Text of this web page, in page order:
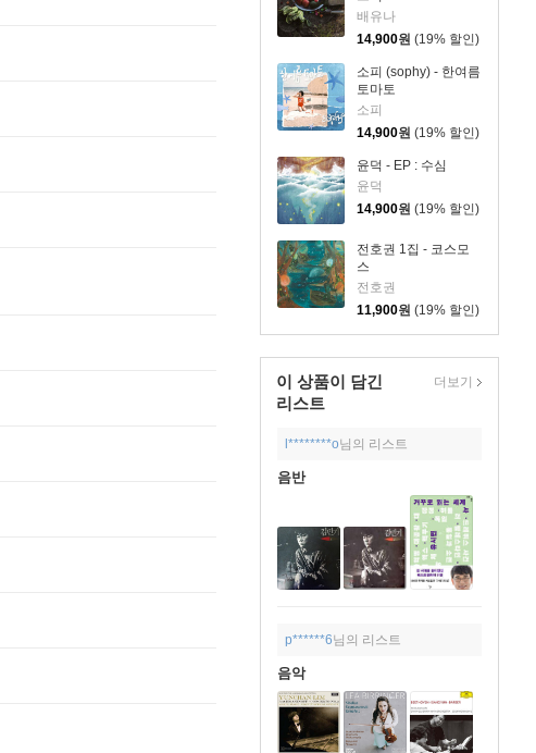
배유나
14,900원 (19% 할인)
소피 (sophy) - 한여름
토마토
소피
14,900원 (19% 할인)
윤덕 - EP : 수심
윤덕
14,900원 (19% 할인)
전호권 1집 - 코스모
스
전호권
11,900원 (19% 할인)
이 상품이 담긴
리스트
더보기
l********o님의 리스트
음반
p******6님의 리스트
음악